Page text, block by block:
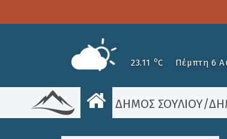
23.11 oC Πέμπτη 6
ΔΗΜΟΣ ΣΟΥΛΙΟΥ/